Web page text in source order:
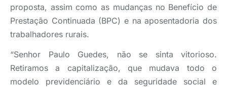
proposta, assim como as mudanças no Benefício de
Prestação Continuada (BPC) e na aposentadoria dos
trabalhadores rurais.
“Senhor Paulo Guedes, não se sinta vitorioso.
Retiramos a capitalização, que mudava todo o
modelo previdenciário e da seguridade social e